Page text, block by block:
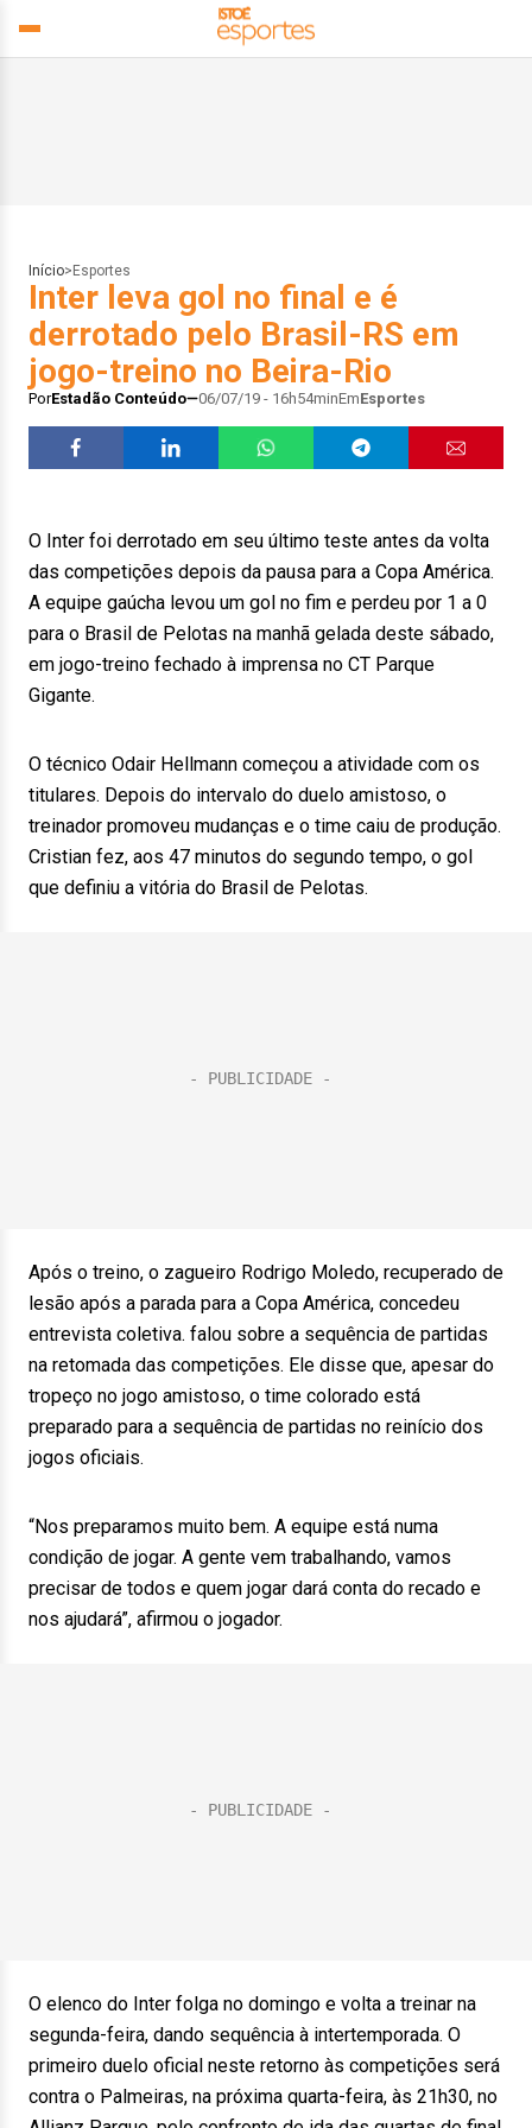
Início> Esportes
Inter leva gol no final e é
derrotado pelo Brasil-RS em
jogo-treino no Beira-Rio
PorEstadão Conteúdo 06/07/19 - 16h54minEmEsportes
O Inter foi derrotado em seu último teste antes da volta
das competições depois da pausa para a Copa América.
A equipe gaúcha levou um gol no fim e perdeu por 1 a 0
para o Brasil de Pelotas na manhã gelada deste sábado,
em jogo-treino fechado à imprensa no CT Parque
Gigante.
O técnico Odair Hellmann começou a atividade com os
titulares. Depois do intervalo do duelo amistoso, o
treinador promoveu mudanças e o time caiu de produção.
Cristian fez, aos 47 minutos do segundo tempo, o gol
que definiu a vitória do Brasil de Pelotas.
Após o treino, o zagueiro Rodrigo Moledo, recuperado de
lesão após a parada para a Copa América, concedeu
entrevista coletiva. falou sobre a sequência de partidas
na retomada das competições. Ele disse que, apesar do
tropeço no jogo amistoso, o time colorado está
preparado para a sequência de partidas no reinício dos
jogos oficiais.
“Nos preparamos muito bem. A equipe está numa
condição de jogar. A gente vem trabalhando, vamos
precisar de todos e quem jogar dará conta do recado e
nos ajudará”, afirmou o jogador.
O elenco do Inter folga no domingo e volta a treinar na
segunda-feira, dando sequência à intertemporada. O
primeiro duelo oficial neste retorno às competições será
contra o Palmeiras, na próxima quarta-feira, às 21h30, no